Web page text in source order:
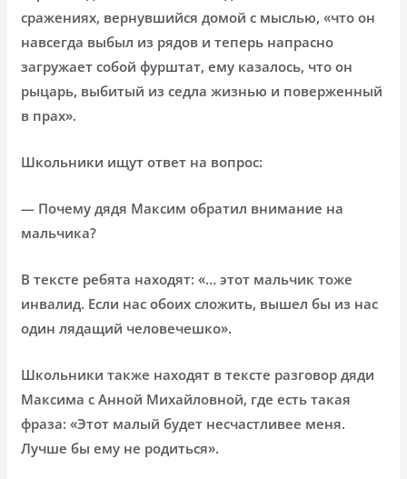
сражениях, вернувшийся домой с мыслью, «что он
навсегда выбыл из рядов и теперь напрасно
загружает собой фурштат, ему казалось, что он
рыцарь, выбитый из седла жизнью и поверженный
в прах».
Школьники ищут ответ на вопрос:
— Почему дядя Максим обратил внимание на
мальчика?
В тексте ребята находят: «… этот мальчик тоже
инвалид. Если нас обоих сложить, вышел бы из нас
один лядащий человечешко».
Школьники также находят в тексте разговор дяди
Максима с Анной Михайловной, где есть такая
фраза: «Этот малый будет несчастливее меня.
Лучше бы ему не родиться».